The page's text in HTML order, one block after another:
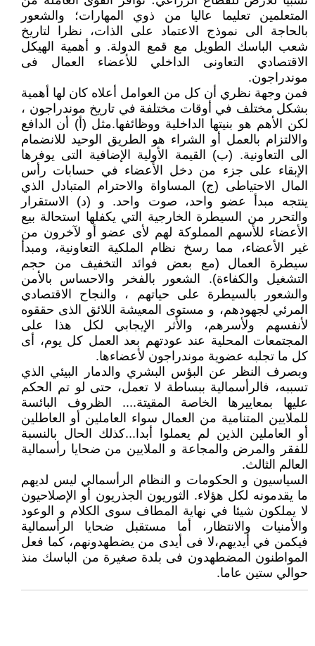
المتعلمين تعليما عاليا من ذوي المهارات؛ والشعور
بالحاجة الى نموذج الاعتماد على الذات، نظرا لتاريخ
شعب الباسك الطويل مع قمع الدولة. و أهمية الهيكل
الاقتصادي التعاونى الداخلي للأعضاء العمال فى
موندراجون.
فمن وجهة نظري أن كل من العوامل أعلاه كان لها أهمية
بشكل مختلف في أوقات مختلفة في تاريخ موندراجون ،
لكن الأهم هو بنيتها الداخلية ووظائفها.مثل (أ) أن الدافع
والالتزام بالعمل أو الشراء هو الطريق الوحيد للانضمام
الى التعاونية. (ب) القيمة الأولية الإضافية التى يوفرها
الإبقاء على جزء من دخل الأعضاء في حسابات رأس
المال الاحتياطى (ج) المساواة والاحترام المتبادل الذي
ينتجه مبدأ عضو واحد، صوت واحد. و (د) الاستقرار
والتحرر من السيطرة الخارجية التي يكفلها استحالة بيع
الأعضاء للأسهم المملوكة لهم لأى عضو أو لآخرون من
غير الأعضاء، مما رسخ نظام الملكية التعاونية، ومبدأ
سيطرة العمال (مع بعض فوائد التخفيف من حجم
التشغيل والكفاءة). الشعور بالفخر والاحساس بالأمن
والشعور بالسيطرة على حياتهم ، والنجاح الاقتصادي
المرئي لجهودهم، و مستوى المعيشة اللائق الذى حققوه
لأنفسهم ولأسرهم، والأثر الإيجابي لكل هذا على
المجتمعات المحلية عند عودتهم بعد العمل كل يوم، أى
كل ما تجلبه عضوية موندراجون لأعضاءها.
وبصرف النظر عن البؤس البشري والدمار البيئي الذي
تسببه، فالرأسمالية ببساطة لا تعمل، حتى لو تم الحكم
عليها بمعاييرها الخاصة المقيتة.... الظروف البائسة
للملايين المتنامية من العمال سواء العاملين أو العاطلين
أو العاملين الذين لم يعملوا أبدا...كذلك الحال بالنسبة
للفقر والمرض والمجاعة و الملايين من ضحايا رأسمالية
العالم الثالث.
السياسيون و الحكومات و النظام الرأسمالي ليس لديهم
ما يقدمونه لكل هؤلاء. الثوريون الجذريون أو الإصلاحيون
لا يملكون شيئا في نهاية المطاف سوى الكلام و الوعود
والأمنيات والانتظار، أما مستقبل ضحايا الرأسمالية
فيكمن في أيديهم،لا فى أيدى من يضطهدونهم، كما فعل
المواطنون المضطهدون فى بلدة صغيرة من الباسك منذ
حوالي ستين عاما.